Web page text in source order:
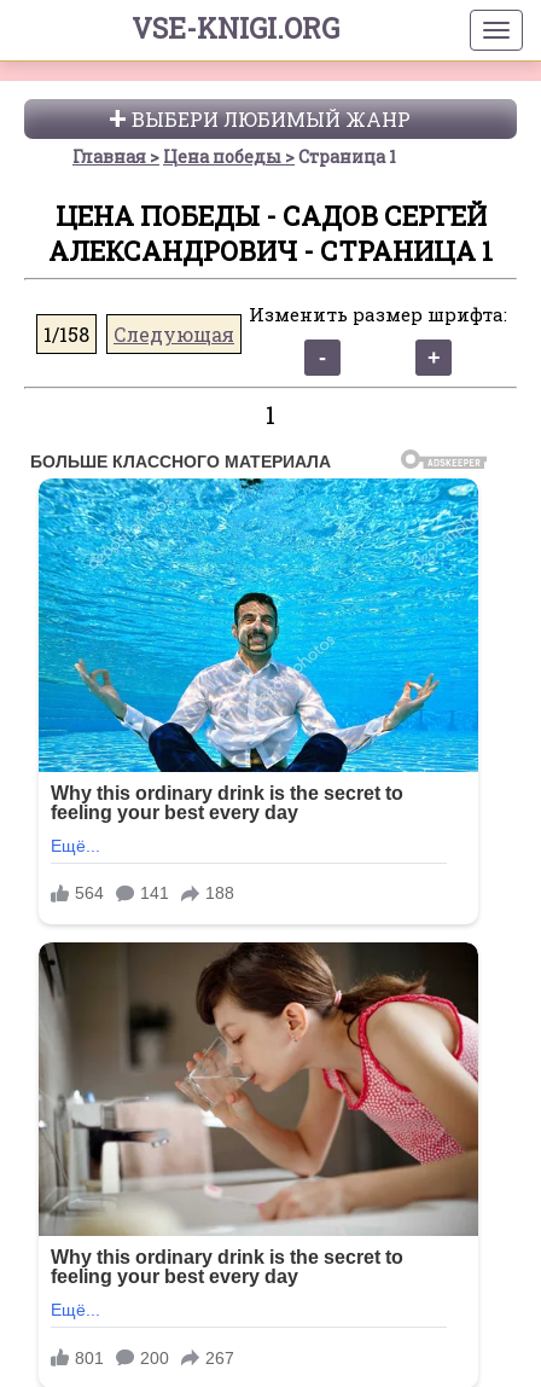
VSE-KNIGI.ORG
ВЫБЕРИ ЛЮБИМЫЙ ЖАНР
Главная Цена победы Страница 1
ЦЕНА ПОБЕДЫ - САДОВ СЕРГЕЙ
АЛЕКСАНДРОВИЧ - СТРАНИЦА 1
1/158 Следующая
Изменить размер шрифта:
1